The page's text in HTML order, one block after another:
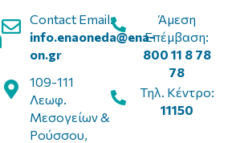
Contact Email:
info.enaoneda@ena-
on.gr
109-111
Λεωφ.
Μεσογείων &
Ρούσσου,
Άμεση
Επέμβαση:
800 11 8 78
78
Τηλ. Κέντρο:
11150